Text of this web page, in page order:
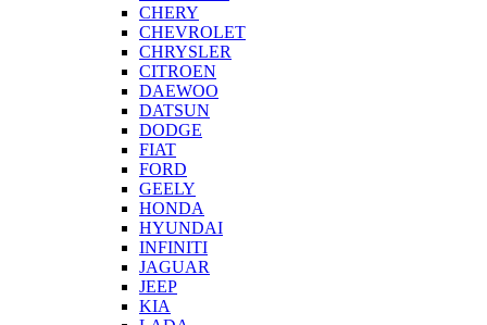
CHERY
CHEVROLET
CHRYSLER
CITROEN
DAEWOO
DATSUN
DODGE
FIAT
FORD
GEELY
HONDA
HYUNDAI
INFINITI
JAGUAR
JEEP
KIA